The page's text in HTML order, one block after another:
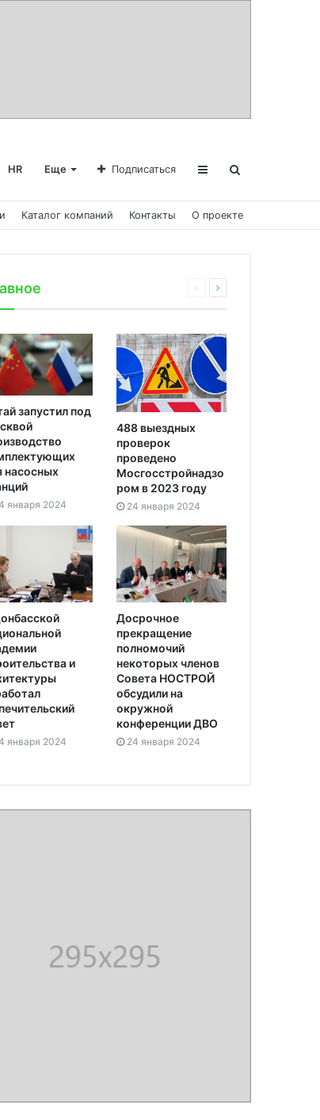
HR Еще Подписаться
Каталог компаний Контакты О проекте
запустил под
насосных
января 2024
488 выездных
проверок
проведено
Мосгосстройнадзо
ром в 2023 году
24 января 2024
и
января 2024
Досрочное
прекращение
полномочий
некоторых членов
Совета НОСТРОЙ
обсудили на
окружной
конференции ДВО
24 января 2024